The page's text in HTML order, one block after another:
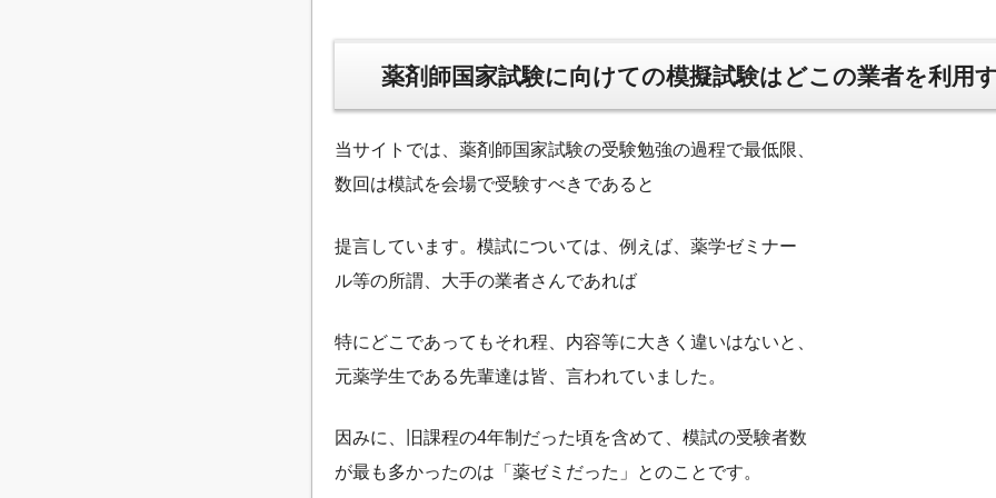
薬剤師国家試験に向けての模擬試験はどこの業者を利用
当サイトでは、薬剤師国家試験の受験勉強の過程で最低限、
数回は模試を会場で受験すべきであると
提言しています。模試については、例えば、薬学ゼミナー
ル等の所謂、大手の業者さんであれば
特にどこであってもそれ程、内容等に大きく違いはないと、
元薬学生である先輩達は皆、言われていました。
因みに、旧課程の4年制だった頃を含めて、模試の受験者数
が最も多かったのは「薬ゼミだった」とのことです。